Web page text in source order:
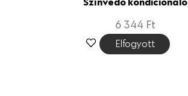
6 344 Ft
Elfogyott